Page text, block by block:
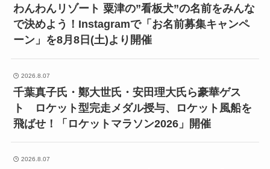
わんわんリゾート 粟津の”看板犬”の名前をみんな
で決めよう！Instagramで「お名前募集キャンペ
ーン」を8月8日(土)より開催
2026.8.07
千葉真子氏・鄭大世氏・安田理大氏ら豪華ゲス
ト ロケット型完走メダル授与、ロケット風船を
飛ばせ！「ロケットマラソン2026」開催
2026.8.07